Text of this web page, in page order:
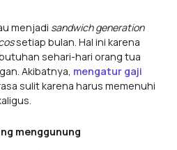
menjadi sandwich generation
setiap bulan. Hal ini karena
sehari-hari orang tua
Akibatnya, mengatur gaji
sulit karena harus memenuhi
menggunung